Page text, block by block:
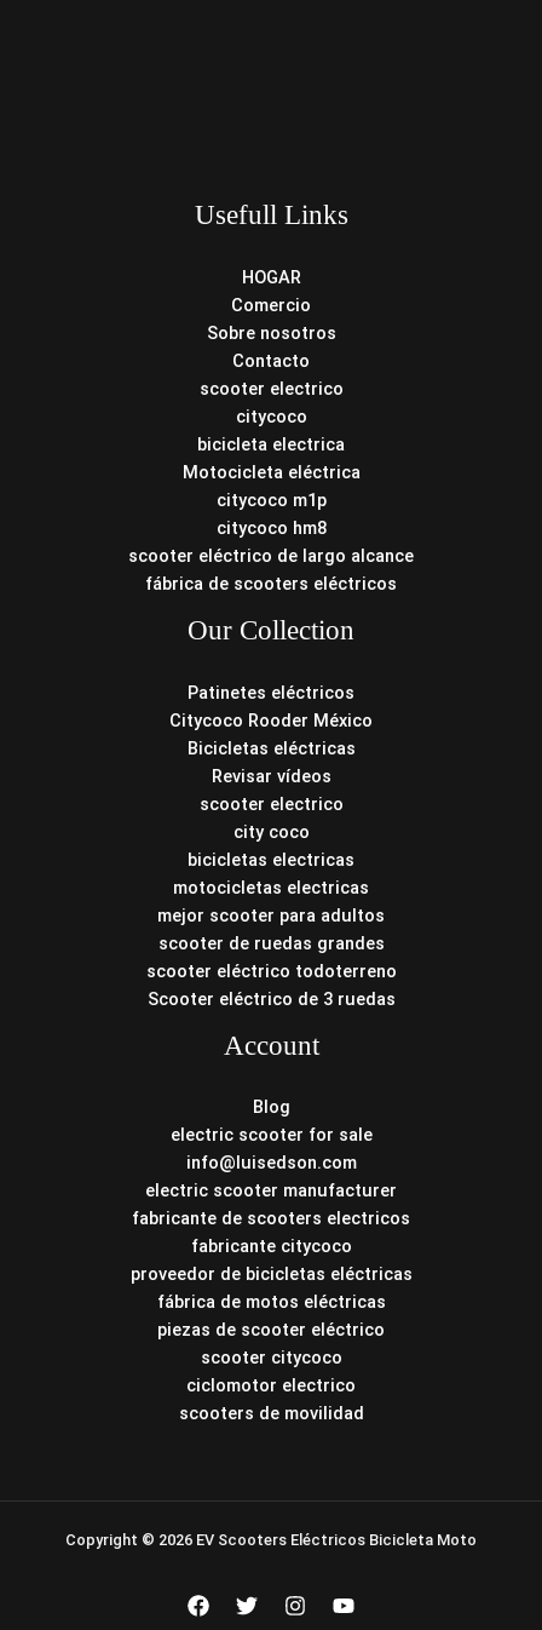
Usefull Links
HOGAR
Comercio
Sobre nosotros
Contacto
scooter electrico
citycoco
bicicleta electrica
Motocicleta eléctrica
citycoco m1p
citycoco hm8
scooter eléctrico de largo alcance
fábrica de scooters eléctricos
Our Collection
Patinetes eléctricos
Citycoco Rooder México
Bicicletas eléctricas
Revisar vídeos
scooter electrico
city coco
bicicletas electricas
motocicletas electricas
mejor scooter para adultos
scooter de ruedas grandes
scooter eléctrico todoterreno
Scooter eléctrico de 3 ruedas
Account
Blog
electric scooter for sale
info@luisedson.com
electric scooter manufacturer
fabricante de scooters electricos
fabricante citycoco
proveedor de bicicletas eléctricas
fábrica de motos eléctricas
piezas de scooter eléctrico
scooter citycoco
ciclomotor electrico
scooters de movilidad
Copyright © 2026 EV Scooters Eléctricos Bicicleta Moto